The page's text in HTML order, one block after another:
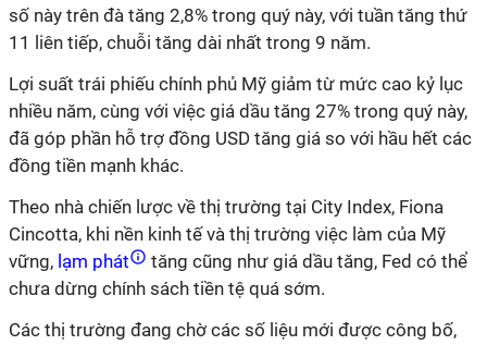
số này trên đà tăng 2,8% trong quý này, với tuần tăng thứ
11 liên tiếp, chuỗi tăng dài nhất trong 9 năm.
Lợi suất trái phiếu chính phủ Mỹ giảm từ mức cao kỷ lục
nhiều năm, cùng với việc giá dầu tăng 27% trong quý này,
đã góp phần hỗ trợ đồng USD tăng giá so với hầu hết các
đồng tiền mạnh khác.
Theo nhà chiến lược về thị trường tại City Index, Fiona
Cincotta, khi nền kinh tế và thị trường việc làm của Mỹ
vững, lạm phát
tăng cũng như giá dầu tăng, Fed có thể
chưa dừng chính sách tiền tệ quá sớm.
Các thị trường đang chờ các số liệu mới được công bố,